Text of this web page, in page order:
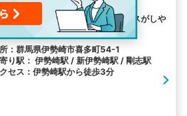
位置しているSUN整骨院はアクセスがしや
：群馬県伊勢崎市喜多町54-1
り駅： 伊勢崎駅 / 新伊勢崎駅 / 剛志駅
セス：伊勢崎駅から徒歩3分